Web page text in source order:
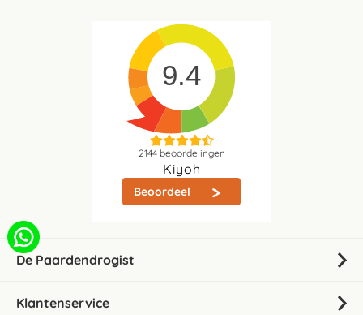
9.4
2144beoordelingen
Kiyoh
Beoordeel
De Paardendrogist
Klantenservice